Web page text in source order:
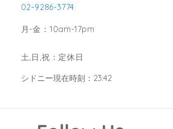
02-9286-3774
月-金：10am-17pm
土,日,祝：定休日
シドニー現在時刻：23:42